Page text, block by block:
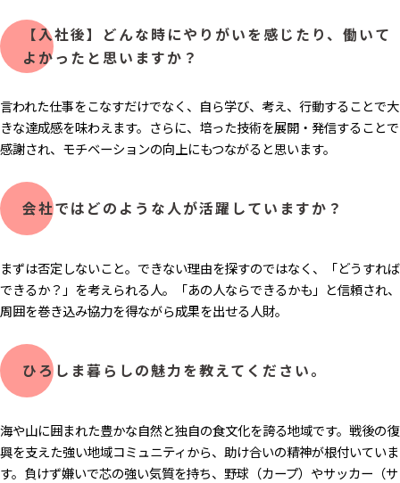
【入社後】どんな時にやりがいを感じたり、働いて
よかったと思いますか？
言われた仕事をこなすだけでなく、自ら学び、考え、行動することで大
きな達成感を味わえます。さらに、培った技術を展開・発信することで
感謝され、モチベーションの向上にもつながると思います。
会社ではどのような人が活躍していますか？
まずは否定しないこと。できない理由を探すのではなく、「どうすれば
できるか？」を考えられる人。「あの人ならできるかも」と信頼され、
周囲を巻き込み協力を得ながら成果を出せる人財。
ひろしま暮らしの魅力​を教えてください。
海や山に囲まれた豊かな自然と独自の食文化を誇る地域です。戦後の復
興を支えた強い地域コミュニティから、助け合いの精神が根付いていま
す。負けず嫌いで芯の強い気質を持ち、野球（カープ）やサッカー（サ